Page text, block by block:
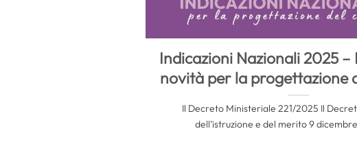
Indicazioni Nazionali 2025
novità per la progettazione
Il Decreto Ministeriale 221/2025 Il
dell’istruzione e del merito 9